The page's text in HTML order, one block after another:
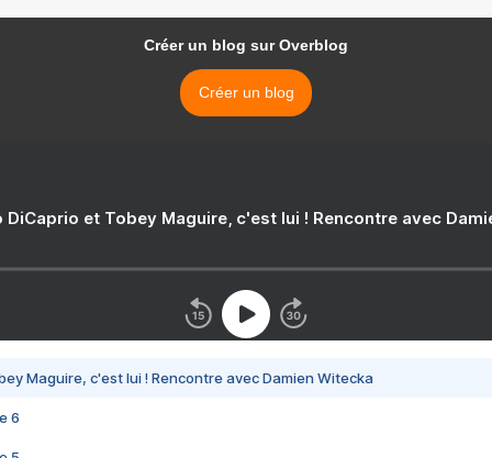
Créer un blog sur Overblog
Créer un blog
DiCaprio et Tobey Maguire, c'est lui ! Rencontre avec
Maguire, c'est lui ! Rencontre avec Damien Witecka
6